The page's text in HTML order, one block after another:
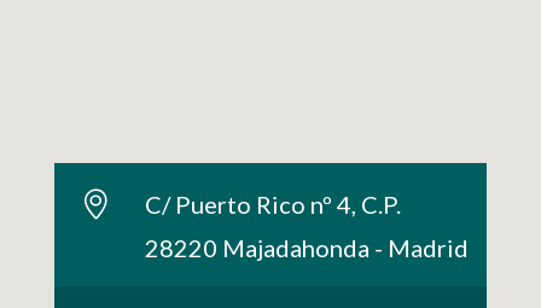
C/ Puerto Rico nº 4, C.P.
28220 Majadahonda - Madrid